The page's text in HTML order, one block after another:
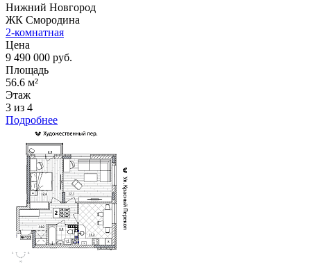
Нижний Новгород
ЖК Смородина
2-комнатная
Цена
9 490 000 руб.
Площадь
56.6 м²
Этаж
3 из 4
Подробнее